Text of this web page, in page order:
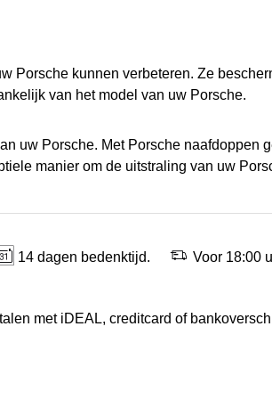
kunnen verbeteren. Ze
van het model van uw Porsche.
uw Porsche. Met Porsche naafdoppen
manier om de uitstraling van uw
14 dagen bedenktijd. Voor 18:00
met iDEAL, creditcard of